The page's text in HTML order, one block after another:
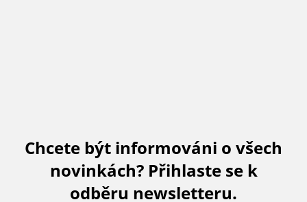
Chcete být informováni o všech
novinkách? Přihlaste se k
odběru newsletteru.